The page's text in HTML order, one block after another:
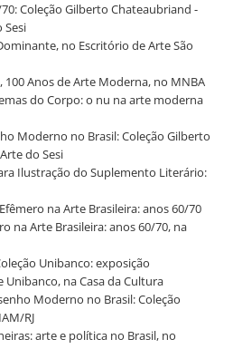
70: Coleção Gilberto Chateaubriand -
Sesi
no Escritório de Arte São
100 Anos de Arte Moderna, no MNBA
do Corpo: o nu na arte moderna
Moderno no Brasil: Coleção Gilberto
do Sesi
Ilustração do Suplemento Literário:
na Arte Brasileira: anos 60/70
na Arte Brasileira: anos 60/70, na
Unibanco: exposição
na Casa da Cultura
Moderno no Brasil: Coleção
RJ
arte e política no Brasil, no